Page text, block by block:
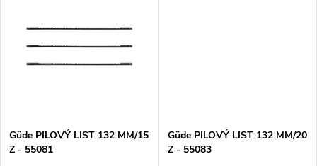
Güde PILOVÝ LIST 132 MM/15
Z - 55081
Güde PILOVÝ LIST 132 MM/20
Z - 55083